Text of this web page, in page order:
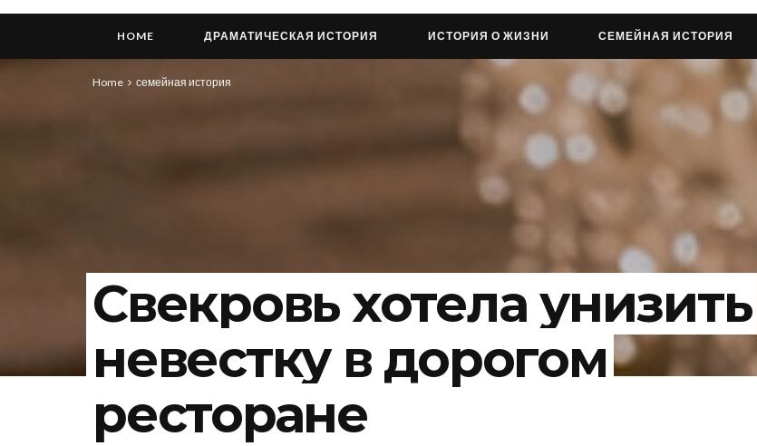
HOME ДРАМАТИЧЕСКАЯ ИСТОРИЯ ИСТОРИЯ О ЖИЗНИ СЕМЕЙНАЯ ИСТОРИЯ
Home семейная история
Свекровь хотела унизить
невестку в дорогом
ресторане